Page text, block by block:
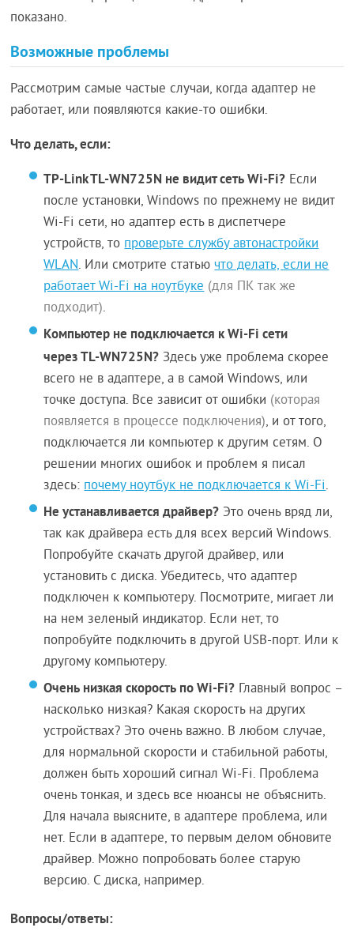
показано.
Возможные проблемы
Рассмотрим самые частые случаи, когда адаптер не
работает, или появляются какие-то ошибки.
Что делать, если:
TP-Link TL-WN725N не видит сеть Wi-Fi? Если
после установки, Windows по прежнему не видит
Wi-Fi сети, но адаптер есть в диспетчере
устройств, топроверьте службу автонастройки
WLAN. Или смотрите статьючто делать, если не
работает Wi-Fi на ноутбуке (для ПК так же
подходит).
Компьютер не подключается к Wi-Fi сети
через TL-WN725N? Здесь уже проблема скорее
всего не в адаптере, а в самой Windows, или
точке доступа. Все зависит от ошибки (которая
появляется в процессе подключения), и от того,
подключается ли компьютер к другим сетям. О
решении многих ошибок и проблем я писал
здесь:почему ноутбук не подключается к Wi-Fi.
Не устанавливается драйвер? Это очень вряд ли,
так как драйвера есть для всех версий Windows.
Попробуйте скачать другой драйвер, или
установить с диска. Убедитесь, что адаптер
подключен к компьютеру. Посмотрите, мигает ли
на нем зеленый индикатор. Если нет, то
попробуйте подключить в другой USB-порт. Или к
другому компьютеру.
Очень низкая скорость по Wi-Fi? Главный вопрос –
насколько низкая? Какая скорость на других
устройствах? Это очень важно. В любом случае,
для нормальной скорости и стабильной работы,
должен быть хороший сигнал Wi-Fi. Проблема
очень тонкая, и здесь все нюансы не объяснить.
Для начала выясните, в адаптере проблема, или
нет. Если в адаптере, то первым делом обновите
драйвер. Можно попробовать более старую
версию. С диска, например.
Вопросы/ответы: